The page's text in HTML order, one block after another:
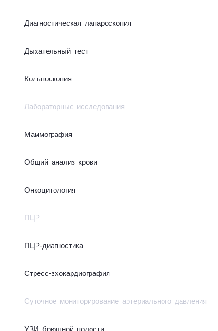
Диа­гно­сти­чес­кая ла­па­ро­ско­пия
Ды­ха­тель­ный тест
Коль­по­ско­пия
Лабораторные исследования
Маммо­гра­фия
Об­щий ана­­лиз кро­­­ви
Онкоцитология
ПЦР
ПЦР-диа­­гно­­сти­­ка
Стресс-эхокардиография
Суточное мониторирование артериального давления
УЗИ брюшной полости